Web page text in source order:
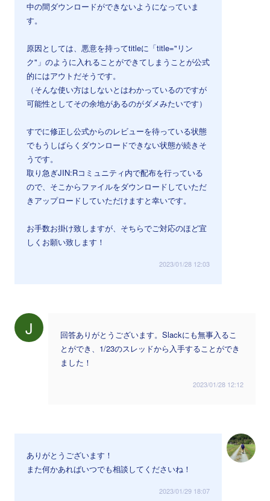
中の間ダウンロードができないようになっていま
す。
原因としては、悪意を持ってtitleに「title="リン
ク"」のように入れることができてしまうことが公式
的にはアウトだそうです。
（そんな使い方はしないとはわかっているのですが
可能性としてその余地があるのがダメみたいです）
すでに修正し公式からのレビューを待っている状態
でもうしばらくダウンロードできない状態が続きそ
うです。
取り急ぎJIN:Rコミュニティ内で配布を行っている
ので、そこからファイルをダウンロードしていただ
きアップロードしていただけますと幸いです。
お手数お掛け致しますが、そちらでご対応のほど宜
しくお願い致します！
2023/01/28 12:03
J
回答ありがとうございます。Slackにも無事入るこ
とができ、1/23のスレッドから入手することができ
ました！
2023/01/28 12:12
ありがとうございます！
また何かあればいつでも相談してくださいね！
2023/01/29 18:07